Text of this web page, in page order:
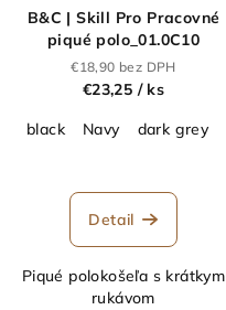
B&C | Skill Pro Pracovné
piqué polo_01.0C10
€18,90 bez DPH
€23,25 / ks
black
Navy dark grey
Detail
Piqué polokošeľa s krátkym
rukávom